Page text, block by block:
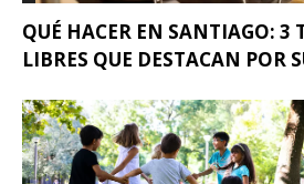
QUÉ HACER EN SANTIAGO: 3
LIBRES QUE DESTACAN POR